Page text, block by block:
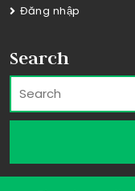
Đăng nhập
Search